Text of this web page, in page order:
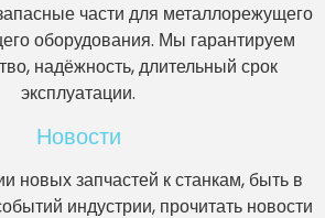
части для металлорежущего
оборудования. Мы гарантируем
надёжность, длительный срок
эксплуатации.
Новости
новых запчастей к станкам, быть в
индустрии, прочитать новости